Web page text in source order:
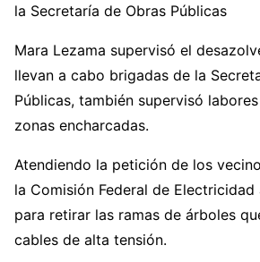
la Secretaría de Obras Públicas
Mara Lezama supervisó el
llevan a cabo brigadas de la
Públicas, también supervisó
zonas encharcadas.
Atendiendo la petición de los
la Comisión Federal de
para retirar las ramas de árboles
cables de alta tensión.